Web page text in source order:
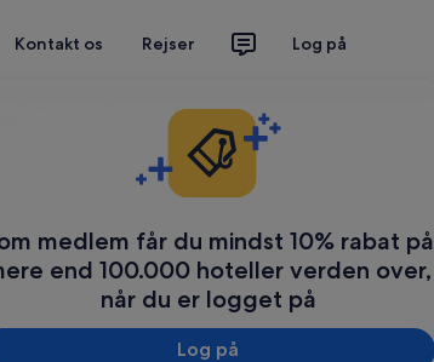
Kontakt os Rejser Log på
medlem får du mindst 10% rabat på
end 100.000 hoteller verden over,
når du er logget på
Log på